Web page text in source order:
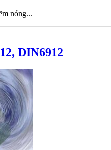
nóng...
DIN6912